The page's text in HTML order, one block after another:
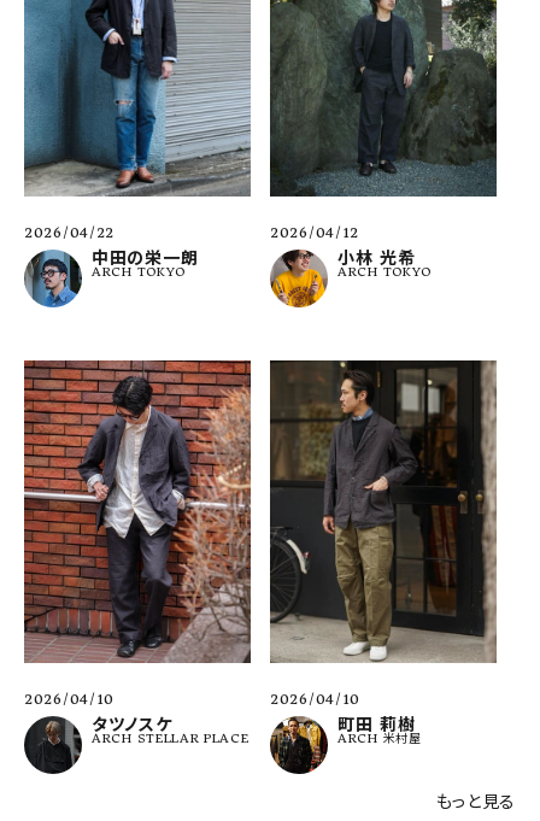
2026/04/22
中田の栄一朗
ARCH TOKYO
2026/04/12
小林 光希
ARCH TOKYO
2026/04/10
タツノスケ
ARCH STELLAR PLACE
2026/04/10
町田 莉樹
ARCH 米村屋
もっと見る